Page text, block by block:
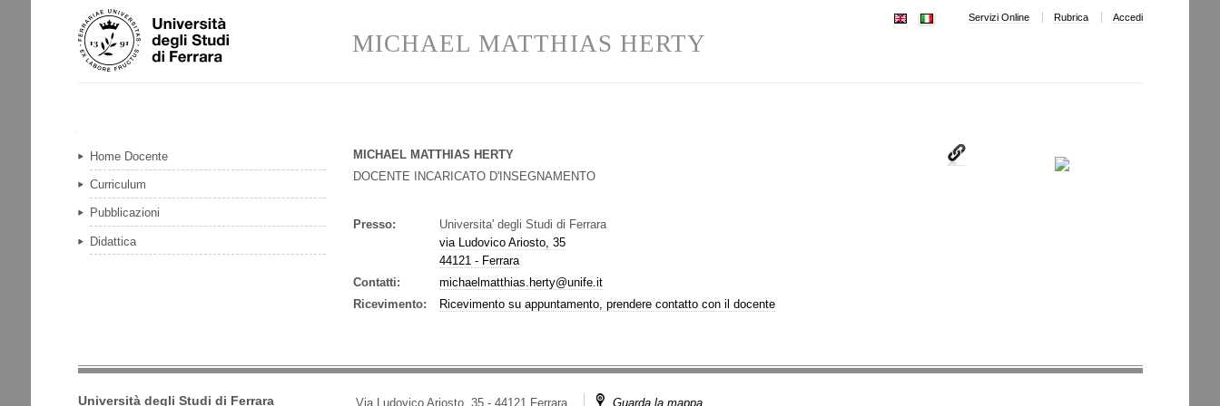
Salta
ai
contenuti.
Strumenti
personali
MICHAEL MATTHIAS HERTY
Servizi Online Rubrica Accedi
MICHAEL MATTHIAS HERTY
DOCENTE INCARICATO D'INSEGNAMENTO
Presso:
Universita' degli Studi di Ferrara
via Ludovico Ariosto, 35
44121 - Ferrara
Contatti:
michaelmatthias.herty@unife.it
Ricevimento:
Ricevimento su appuntamento, prendere contatto con il docente
Home Docente
Curriculum
Pubblicazioni
Didattica
Università degli Studi di Ferrara Via Ludovico Ariosto, 35 - 44121 Ferrara
Guarda la mappa